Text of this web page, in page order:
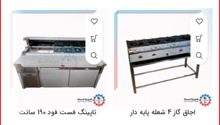
اجاق گاز 4 شعله پایه دار
تاپینگ فست فود 190 سانت